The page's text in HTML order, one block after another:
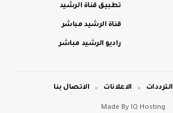
تطبيق قناة الرشيد
قناة الرشيد مباشر
راديو الرشيد مباشر
Made By IQ Hosting
الترددات الاعلانات الاتصال بنا